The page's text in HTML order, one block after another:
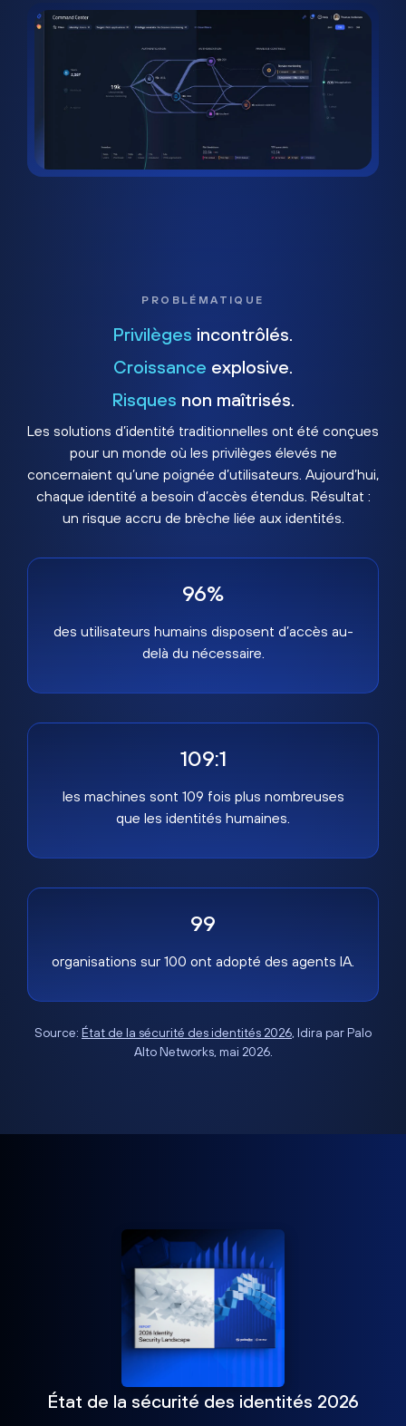
PROBLÉMATIQUE
Privilèges incontrôlés.
Croissance explosive.
Risques non maîtrisés.
Les solutions d’identité traditionnelles ont été conçues
pour un monde où les privilèges élevés ne
concernaient qu’une poignée d’utilisateurs. Aujourd’hui,
chaque identité a besoin d’accès étendus. Résultat :
un risque accru de brèche liée aux identités.
96%
des utilisateurs humains disposent d’accès au-
delà du nécessaire.
109:1
les machines sont 109 fois plus nombreuses
que les identités humaines.
99
organisations sur 100 ont adopté des agents IA.
Source: État de la sécurité des identités 2026, Idira par Palo
Alto Networks, mai 2026.
État de la sécurité des identités 2026